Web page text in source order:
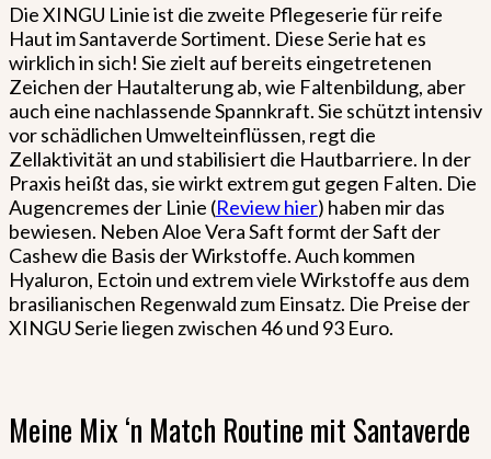
Die XINGU Linie ist die zweite Pflegeserie für reife
Haut im Santaverde Sortiment. Diese Serie hat es
wirklich in sich! Sie zielt auf bereits eingetretenen
Zeichen der Hautalterung ab, wie Faltenbildung, aber
auch eine nachlassende Spannkraft. Sie schützt intensiv
vor schädlichen Umwelteinflüssen, regt die
Zellaktivität an und stabilisiert die Hautbarriere. In der
Praxis heißt das, sie wirkt extrem gut gegen Falten. Die
Augencremes der Linie (Review hier) haben mir das
bewiesen. Neben Aloe Vera Saft formt der Saft der
Cashew die Basis der Wirkstoffe. Auch kommen
Hyaluron, Ectoin und extrem viele Wirkstoffe aus dem
brasilianischen Regenwald zum Einsatz. Die Preise der
XINGU Serie liegen zwischen 46 und 93 Euro.
Meine Mix ‘n Match Routine mit Santaverde